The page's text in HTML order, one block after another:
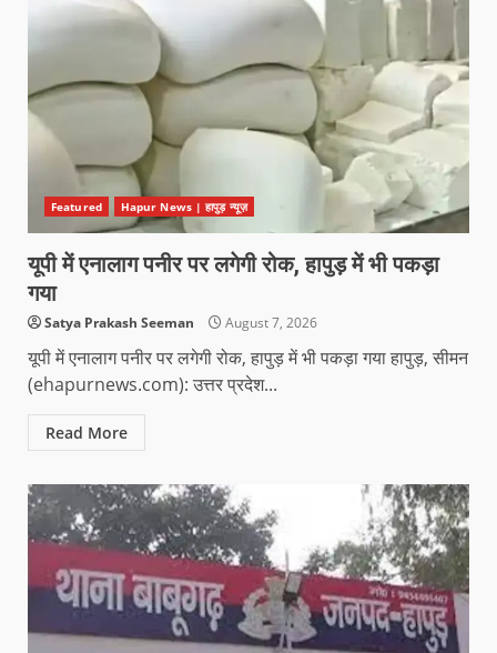
Featured Hapur News | हापुड़ न्यूज़
यूपी में एनालाग पनीर पर लगेगी रोक, हापुड़ में भी पकड़ा
गया
Satya Prakash Seeman August 7, 2026
यूपी में एनालाग पनीर पर लगेगी रोक, हापुड़ में भी पकड़ा गया हापुड़, सीमन
(ehapurnews.com): उत्तर प्रदेश...
Read More